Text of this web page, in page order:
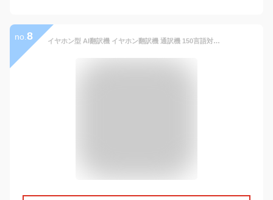
no. 8 イヤホン型 AI翻訳機 イヤホン翻訳機 通訳機 150言語対応 リアルタイ翻訳 4つの翻訳モード高精度 通話 音楽再生 Bluetooth ハンズフリー 英語 中国語 フランス語 イタリア語 日本語 （オンライン式、オフライン式対応）